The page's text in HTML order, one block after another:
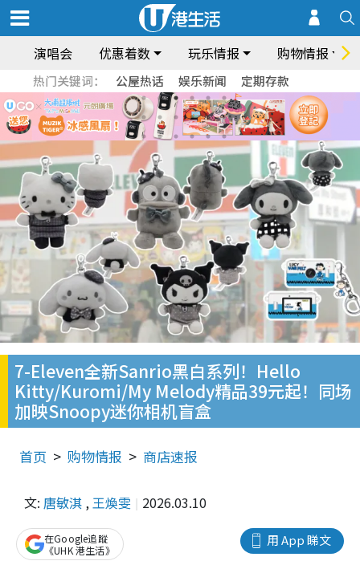
演唱会 优惠着数 玩乐情报 购物情报
热门关键词： 公屋热话 娱乐新闻 定期存款
7-Eleven全新Sanrio黑白系列！Hello
Kitty/Kuromi/My Melody精品39元起！同场
加映Snoopy迷你相机盲盒
首页 购物情报 商店速报
文: 唐敏淇 ,王煥雯 2026.03.10
用 App 睇文
在Google追蹤
《UHK 港生活》